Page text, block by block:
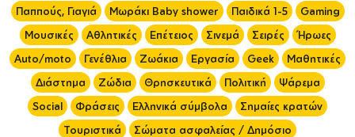
Παππούς, Γιαγιά
Μωράκι Baby shower Παιδικά 1-5
Gaming
Μουσικές
Αθλητικές Επέτειος Σινεμά Σειρές
Ήρωες
Auto/moto
Γενέθλια Ζωάκια Εργασία Geek
Μαθητικές
Διάστημα
Ζώδια Θρησκευτικά Πολιτική
Ψάρεμα
Social
Φράσεις Ελληνικά σύμβολα
Σημαίες κρατών
Τουριστικά
Σώματα ασφαλείας / Δημόσιο